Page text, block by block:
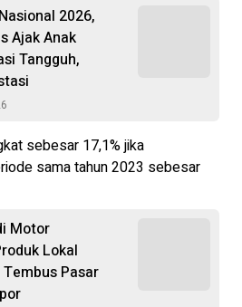
2026,
Ajak Anak
Tangguh,
sebesar 17,1% jika
sama tahun 2023 sebesar
Motor
Lokal
Pasar